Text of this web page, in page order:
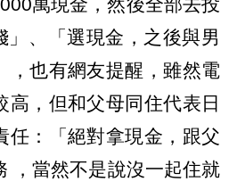
」、「選現金，之後與男
，也有網友提醒，雖然電
高，但和父母同住代表日
任：「絕對拿現金，跟父
，當然不是說沒一起住就